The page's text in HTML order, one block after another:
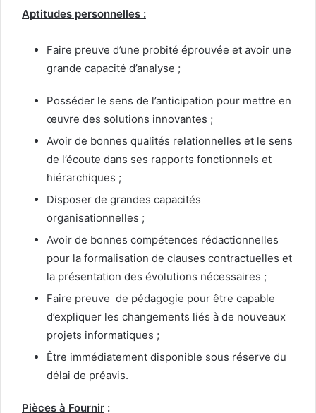
Aptitudes personnelles :
Faire preuve d’une probité éprouvée et avoir une
grande capacité d’analyse ;
Posséder le sens de l’anticipation pour mettre en
œuvre des solutions innovantes ;
Avoir de bonnes qualités relationnelles et le sens
de l’écoute dans ses rapports fonctionnels et
hiérarchiques ;
Disposer de grandes capacités
organisationnelles ;
Avoir de bonnes compétences rédactionnelles
pour la formalisation de clauses contractuelles et
la présentation des évolutions nécessaires ;
Faire preuve de pédagogie pour être capable
d’expliquer les changements liés à de nouveaux
projets informatiques ;
Être immédiatement disponible sous réserve du
délai de préavis.
Pièces à Fournir :